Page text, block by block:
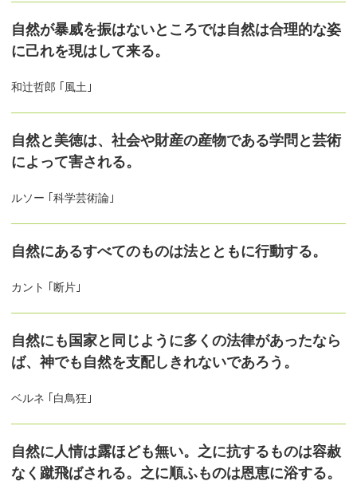
自然が暴威を振はないところでは自然は合理的な姿
に己れを現はして来る。
和辻哲郎 ｢風土｣
自然と美徳は、社会や財産の産物である学問と芸術
によって害される。
ルソー ｢科学芸術論｣
自然にあるすべてのものは法とともに行動する。
カント ｢断片｣
自然にも国家と同じように多くの法律があったなら
ば、神でも自然を支配しきれないであろう。
ベルネ ｢白鳥狂｣
自然に人情は露ほども無い。之に抗するものは容赦
なく蹴飛ばされる。之に順ふものは恩恵に浴する。